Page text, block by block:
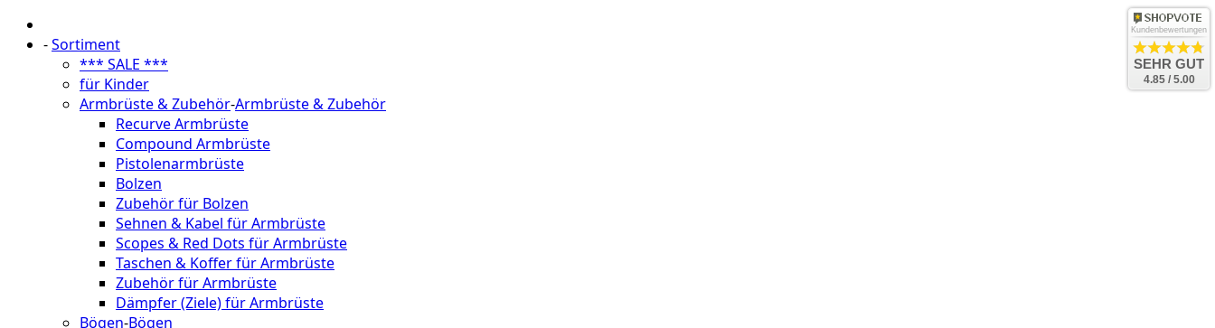
-Sortiment
*** SALE ***
für Kinder
Armbrüste & Zubehör-Armbrüste & Zubehör
Recurve Armbrüste
Compound Armbrüste
Pistolenarmbrüste
Bolzen
Zubehör für Bolzen
Sehnen & Kabel für Armbrüste
Scopes & Red Dots für Armbrüste
Taschen & Koffer für Armbrüste
Zubehör für Armbrüste
Dämpfer (Ziele) für Armbrüste
Bögen-Bögen
Kundenbewertungen
SEHR GUT
4.85 / 5.00